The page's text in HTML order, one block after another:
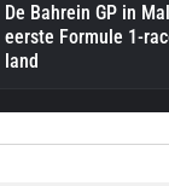
De Bahrein GP in
eerste Formule 1-
land